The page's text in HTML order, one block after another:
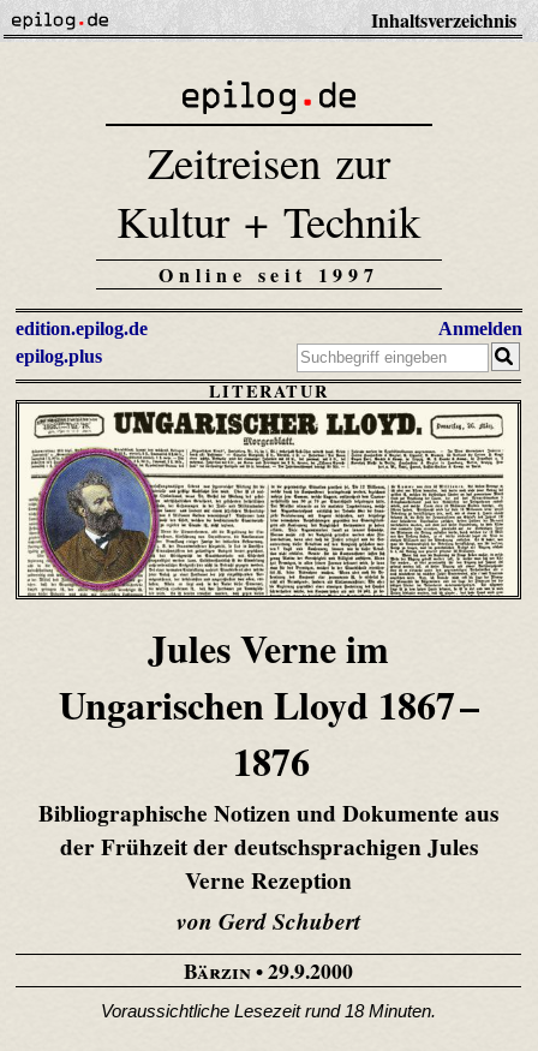
Inhaltsverzeichnis
Zeitreisen zur
Kultur + Technik
Online seit 1997
edition.epilog.de
epilog.plus
Anmelden
LITERATUR
Jules Verne im
Ungarischen Lloyd 1867 –
1876
Bibliographische Notizen und Dokumente aus
der Frühzeit der deutschsprachigen Jules
Verne Rezeption
von Gerd Schubert
Bärzin• 29.9.2000
Voraussichtliche Lesezeit rund 18 Minuten.